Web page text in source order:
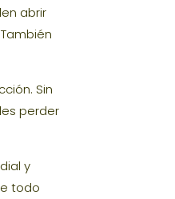
abrir
Sin
perder
y
todo